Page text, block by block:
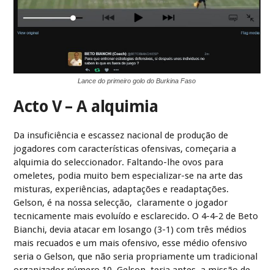
Lance do primeiro golo do Burkina Faso
Acto V – A alquimia
Da insuficiência e escassez nacional de produção de
jogadores com características ofensivas, começaria a
alquimia do seleccionador. Faltando-lhe ovos para
omeletes, podia muito bem especializar-se na arte das
misturas, experiências, adaptações e readaptações.
Gelson, é na nossa selecção, claramente o jogador
tecnicamente mais evoluído e esclarecido. O 4-4-2 de Beto
Bianchi, devia atacar em losango (3-1) com três médios
mais recuados e um mais ofensivo, esse médio ofensivo
seria o Gelson, que não seria propriamente um tradicional